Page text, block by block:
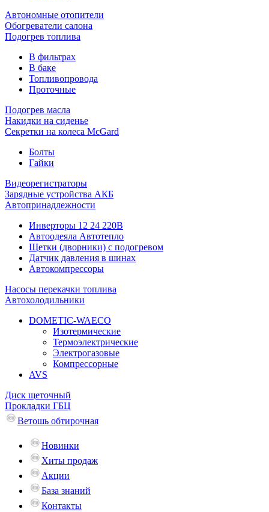
Автономные отопители
Обогреватели салона
Подогрев топлива
В фильтрах
В баке
Топливопровода
Проточные
Подогрев масла
Накидки на сиденье
Секретки на колеса McGard
Болты
Гайки
Видеорегистраторы
Зарядные устройства АКБ
Автопринадлежности
Инверторы 12 24 220В
Автоодеяла Автотепло
Щетки (дворники) с подогревом
Датчик давления в шинах
Автокомпрессоры
Насосы перекачки топлива
Автохолодильники
DOMETIC-WAECO
Изотермические
Термоэлектрические
Электрогазовые
Компрессорные
AVS
Диск щеточный
Прокладки ГБЦ
Ветошь обтирочная
Новинки
Хиты продаж
Акции
База знаний
Контакты